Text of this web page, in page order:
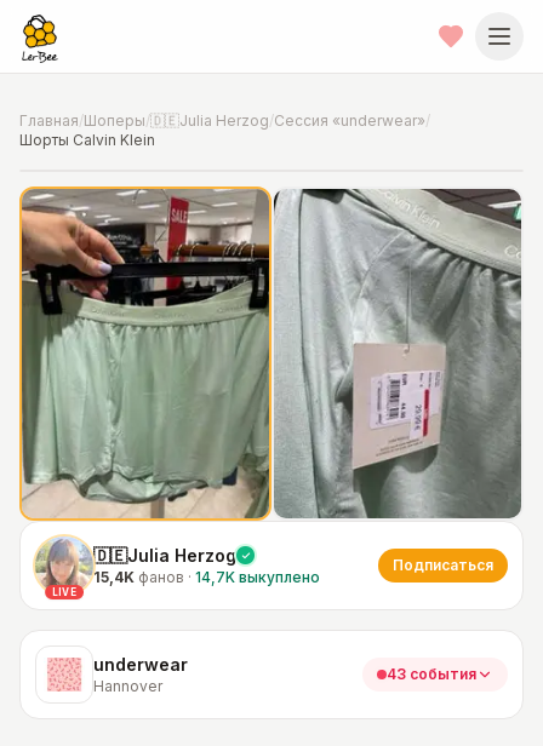
Главная/Шоперы/🇩🇪Julia Herzog/Сессия «underwear»/
Шорты Calvin Klein
📍Фото от шопера·Hannover
LIVE
🇩🇪Julia Herzog
15,4K фанов · 14,7K выкуплено
Подписаться
underwear
Hannover
43 события